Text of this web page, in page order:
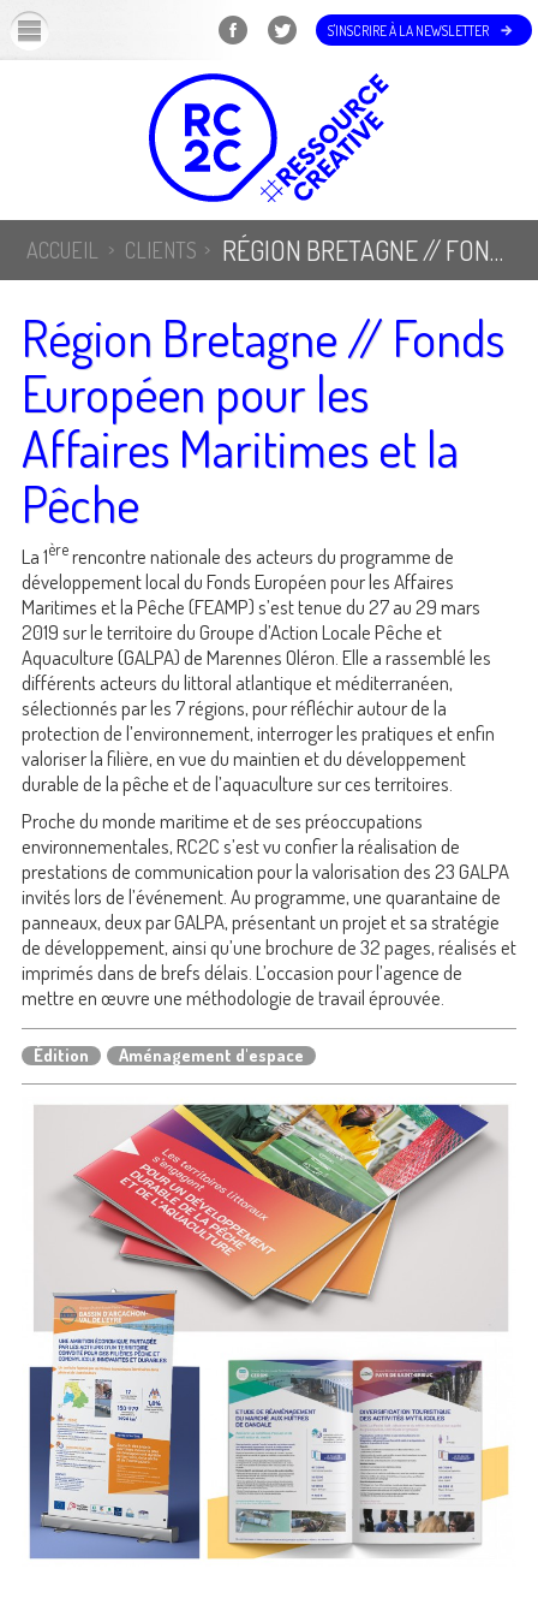
S'INSCRIRE À LA NEWSLETTER
ACCUEIL CLIENTS RÉGION BRETAGNE // FONDS EUROPÉEN POUR LES AFFAIRES MARITIMES ET LA PÊCHE
Région Bretagne // Fonds
Européen pour les
Affaires Maritimes et la
Pêche
La 1èrerencontre nationale des acteurs du programme de
développement local du Fonds Européen pour les Affaires
Maritimes et la Pêche (FEAMP) s’est tenue du 27 au 29 mars
2019 sur le territoire du Groupe d’Action Locale Pêche et
Aquaculture (GALPA) de Marennes Oléron. Elle a rassemblé les
différents acteurs du littoral atlantique et méditerranéen,
sélectionnés par les 7 régions, pour réfléchir autour de la
protection de l’environnement, interroger les pratiques et enfin
valoriser la filière, en vue du maintien et du développement
durable de la pêche et de l’aquaculture sur ces territoires.
Proche du monde maritime et de ses préoccupations
environnementales, RC2C s’est vu confier la réalisation de
prestations de communication pour la valorisation des 23 GALPA
invités lors de l’événement. Au programme, une quarantaine de
panneaux, deux par GALPA, présentant un projet et sa stratégie
de développement, ainsi qu’une brochure de 32 pages, réalisés et
imprimés dans de brefs délais. L’occasion pour l’agence de
mettre en œuvre une méthodologie de travail éprouvée.
Édition Aménagement d'espace